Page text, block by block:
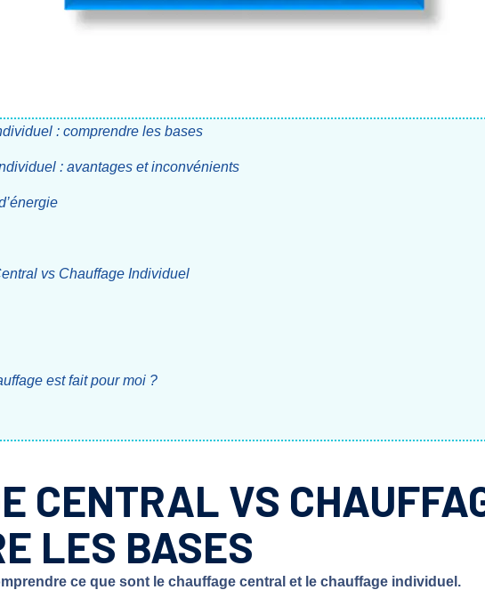
: comprendre les bases
: avantages et inconvénients
vs Chauffage Individuel
est fait pour moi ?
CENTRAL VS
LES BASES
ce que sont le chauffage central et le chauffage individuel.